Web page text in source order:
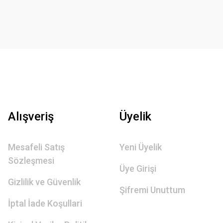
Alışveriş
Mesafeli Satış
Sözleşmesi
Gizlilik ve Güvenlik
İptal İade Koşullari
Üyelik
Yeni Üyelik
Üye Girişi
Şifremi Unuttum